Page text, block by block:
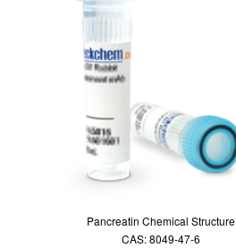
Pancreatin Chemical Structure
CAS: 8049-47-6